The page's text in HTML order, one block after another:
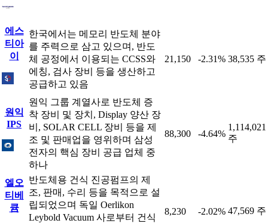
에스
티아
이
한국에서는 메모리 반도체 분야
를 주력으로 삼고 있으며, 반도
체 공정에서 이용되는 CCSS와
에칭, 검사 장비 등을 생산하고
공급하고 있음
21,150 -2.31% 38,535 주
원익
IPS
원익 그룹 계열사로 반도체 증
착 장비 및 장치, Display 양산 장
비, SOLAR CELL 장비 등을 제
조 및 판매업을 영위하며 삼성
전자의 핵심 장비 공급 업체 중
하나
88,300 -4.64%
1,114,021
주
엘오
티베
큠
반도체용 건식 진공펌프의 제
조, 판매, 수리 등을 목적으로 설
립되었으며 독일 Oerlikon
Leybold Vacuum 사로부터 건식
8,230 -2.02% 47,569 주